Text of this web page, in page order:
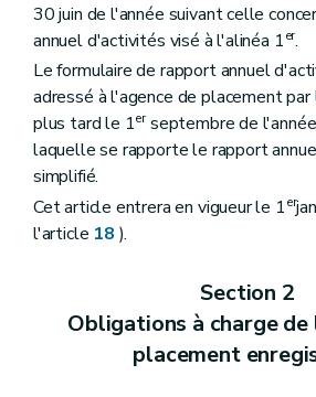
30 juin de l'année suivant celle
annuel d'activités visé à l'alinéa 1er.
Le formulaire de rapport annuel
adressé à l'agence de placement
plus tard le 1erseptembre de
laquelle se rapporte le rapport
simplifié.
Cet article entrera en vigueur le 1er
l'article 18 ).
Section 2
Obligations à charge de
placement